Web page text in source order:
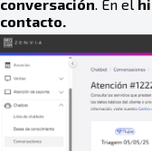
conversación. En el
contacto.